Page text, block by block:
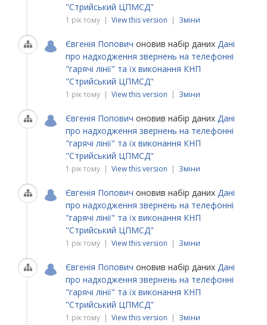
"Стрийський ЦПМСД"
1 рік тому | View this version | Зміни
Євгенія Попович оновив набір даних Дані
про надходження звернень на телефонні
"гарячі лінії" та їх виконання КНП
"Стрийський ЦПМСД"
1 рік тому | View this version | Зміни
Євгенія Попович оновив набір даних Дані
про надходження звернень на телефонні
"гарячі лінії" та їх виконання КНП
"Стрийський ЦПМСД"
1 рік тому | View this version | Зміни
Євгенія Попович оновив набір даних Дані
про надходження звернень на телефонні
"гарячі лінії" та їх виконання КНП
"Стрийський ЦПМСД"
1 рік тому | View this version | Зміни
Євгенія Попович оновив набір даних Дані
про надходження звернень на телефонні
"гарячі лінії" та їх виконання КНП
"Стрийський ЦПМСД"
1 рік тому | View this version | Зміни